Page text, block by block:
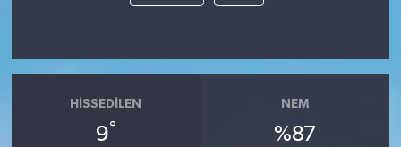
HISSEDILEN
9°
NEM
%87